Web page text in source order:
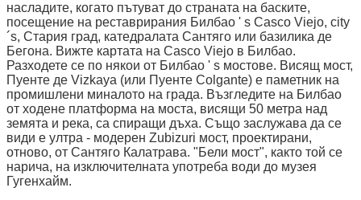
насладите, когато пътуват до страната на баските,
посещение на реставрирания Билбао ' s Casco Viejo, city
´s, Стария град, катедралата Сантяго или базилика де
Бегона. Вижте картата на Casco Viejo в Билбао.
Разходете се по някои от Билбао ' s мостове. Висящ мост,
Пуенте де Vizkaya (или Пуенте Colgante) е паметник на
промишлени миналото на града. Възгледите на Билбао
от ходене платформа на моста, висящи 50 метра над
земята и река, са спиращи дъха. Също заслужава да се
види е ултра - модерен Zubizuri мост, проектирани,
отново, от Сантяго Калатрава. "Бели мост", както той се
нарича, на изключителната употреба води до музея
Гугенхайм.